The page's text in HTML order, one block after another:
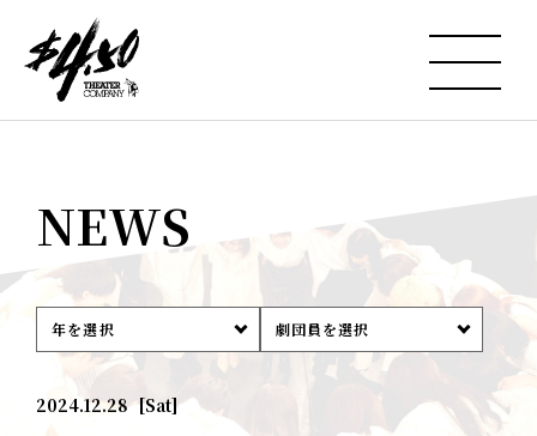
NEWS
年を選択 劇団員を選択
2024.12.28 [Sat]